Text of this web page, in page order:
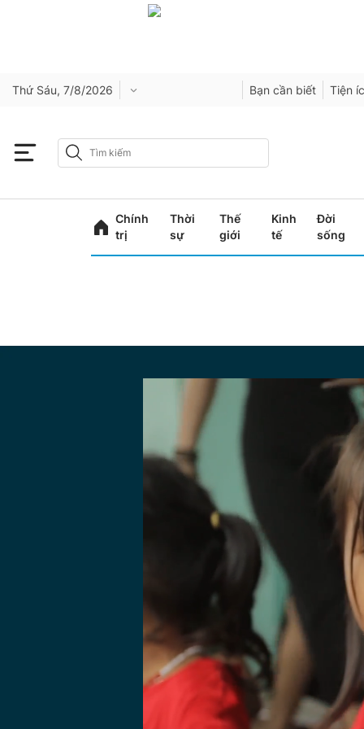
Thứ Sáu, 7/8/2026 Bạn cần biết Tiện
Chính
trị
Thời
sự
Thế
giới
Kinh
tế
Đời
sống